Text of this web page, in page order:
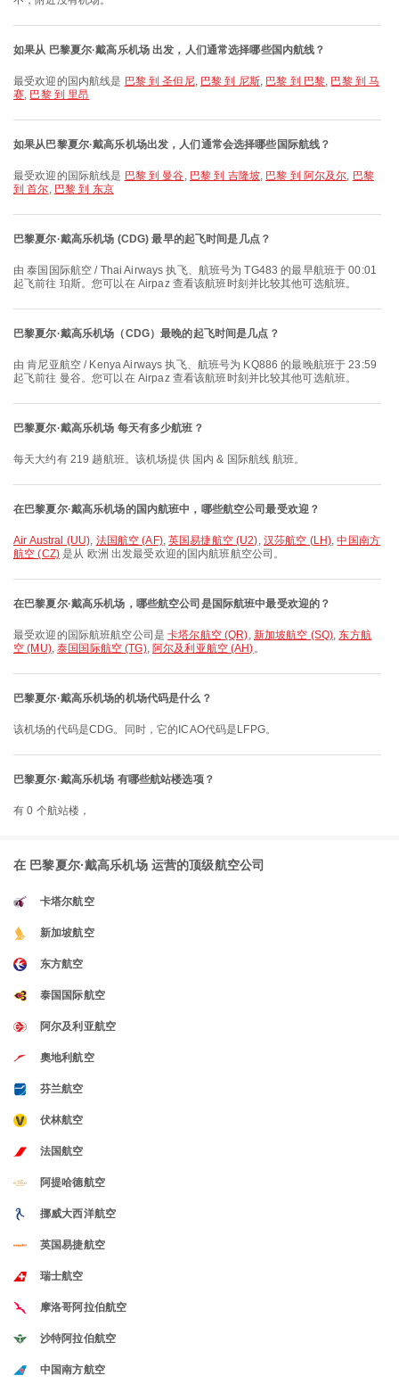
如果从 巴黎夏尔·戴高乐机场 出发，人们通常选择哪些国内航线？
最受欢迎的国内航线是 巴黎 到 圣但尼, 巴黎 到 尼斯, 巴黎 到 巴黎, 巴黎 到 马
赛, 巴黎 到 里昂
如果从巴黎夏尔·戴高乐机场出发，人们通常会选择哪些国际航线？
最受欢迎的国际航线是 巴黎 到 曼谷, 巴黎 到 吉隆坡, 巴黎 到 阿尔及尔, 巴黎
到 首尔, 巴黎 到 东京
巴黎夏尔·戴高乐机场 (CDG) 最早的起飞时间是几点？
由 泰国国际航空 / Thai Airways 执飞、航班号为 TG483 的最早航班于 00:01
起飞前往 珀斯。您可以在 Airpaz 查看该航班时刻并比较其他可选航班。
巴黎夏尔·戴高乐机场（CDG）最晚的起飞时间是几点？
由 肯尼亚航空 / Kenya Airways 执飞、航班号为 KQ886 的最晚航班于 23:59
起飞前往 曼谷。您可以在 Airpaz 查看该航班时刻并比较其他可选航班。
巴黎夏尔·戴高乐机场 每天有多少航班？
每天大约有 219 趟航班。该机场提供 国内 & 国际航线 航班。
在巴黎夏尔·戴高乐机场的国内航班中，哪些航空公司最受欢迎？
Air Austral (UU), 法国航空 (AF),英国易捷航空 (U2), 汉莎航空 (LH),中国南方
航空 (CZ)是从 欧洲 出发最受欢迎的国内航班航空公司。
在巴黎夏尔·戴高乐机场，哪些航空公司是国际航班中最受欢迎的？
最受欢迎的国际航班航空公司是卡塔尔航空 (QR), 新加坡航空 (SQ),东方航
空 (MU),泰国国际航空 (TG), 阿尔及利亚航空 (AH)。
巴黎夏尔·戴高乐机场的机场代码是什么？
该机场的代码是CDG。同时，它的ICAO代码是LFPG。
巴黎夏尔·戴高乐机场 有哪些航站楼选项？
有 0 个航站楼，
在 巴黎夏尔·戴高乐机场 运营的顶级航空公司
卡塔尔航空
新加坡航空
东方航空
泰国国际航空
阿尔及利亚航空
奧地利航空
芬兰航空
伏林航空
法国航空
阿提哈德航空
挪威大西洋航空
英国易捷航空
瑞士航空
摩洛哥阿拉伯航空
沙特阿拉伯航空
中国南方航空